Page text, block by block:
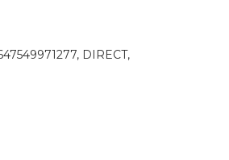
DIRECT,